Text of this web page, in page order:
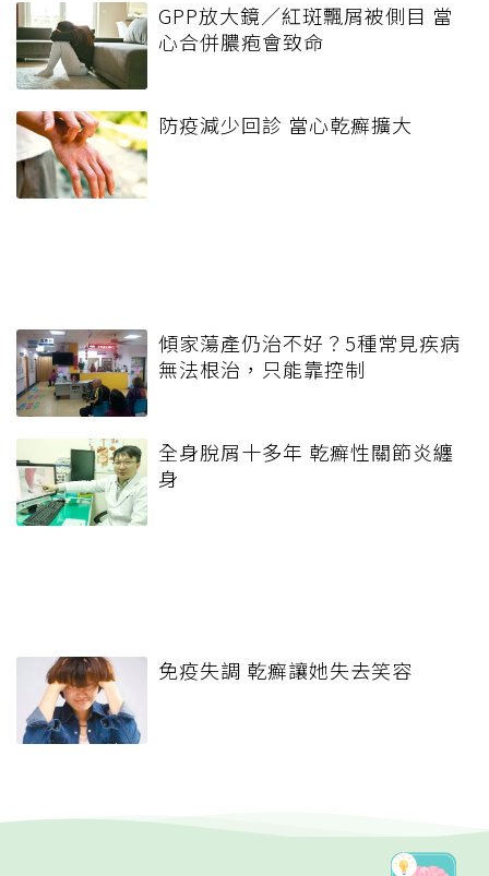
GPP放大鏡／紅斑飄屑被側目 當
心合併膿疱會致命
防疫減少回診 當心乾癬擴大
傾家蕩產仍治不好？5種常見疾病
無法根治，只能靠控制
全身脫屑十多年 乾癬性關節炎纏
身
免疫失調 乾癬讓她失去笑容